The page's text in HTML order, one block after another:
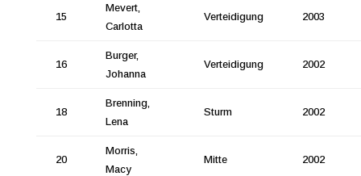
15
Mevert,
Carlotta
Verteidigung 2003
16
Burger,
Johanna
Verteidigung 2002
18
Brenning,
Lena
Sturm 2002
20
Morris,
Macy
Mitte 2002